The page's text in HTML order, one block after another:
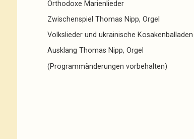
Orthodoxe Marienlieder
Zwischenspiel Thomas Nipp, Orgel
Volkslieder und ukrainische Kosakenballaden
Ausklang Thomas Nipp, Orgel
(Programmänderungen vorbehalten)